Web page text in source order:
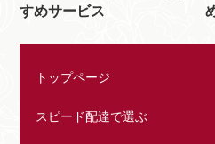
すめサービス
トップページ
スピード配達で選ぶ